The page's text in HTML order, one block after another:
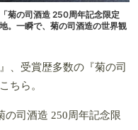
菊の司酒造 250周年記念限定
。一瞬で、菊の司酒造の世界観
、受賞歴多数の『菊の司
ちら。
の司酒造 250周年記念限